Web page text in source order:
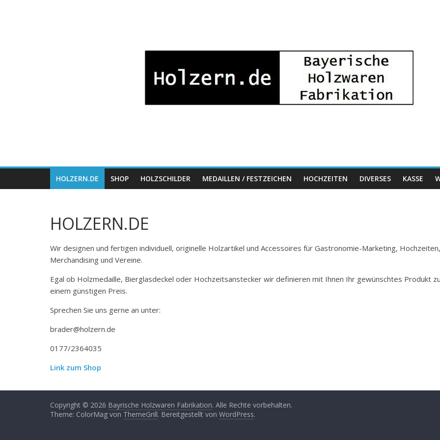
Holzwaren
Fabrikation
HOLZERN.DE SHOP HOLZSCHILDER MEDAILLEN / FESTZEICHEN HOCHZEITEN DIVERSES KASSE
HOLZERN.DE
Wir designen und fertigen individuell, originelle Holzartikel und Accessoires für Gastronomie-Marketing, Hochzeiten,
Merchandising und Vereine.
Egal ob Holzmedaille, Bierglasdeckel oder Hochzeitsanstecker wir definieren mit Ihnen Ihr gewünschtes Produkt
einem günstigen Preis.
Sprechen Sie uns gerne an unter:
brader@holzern.de
0177/2364035
Link zum Shop
Copyright © 2026 Bayrische Holzwaren Fabrikation. Alle Rechte vorbehalten.
Theme: ColorMag von ThemeGrill. Bereitgestellt von WordPress.